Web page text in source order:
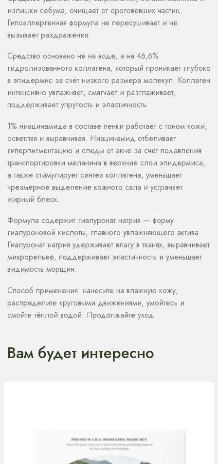
излишки себума, очищает от ороговевших частиц.
Гипоаллергенная формула не пересушивает и не
вызывает раздражения.
Средство основано не на воде, а на 46,6%
гидролизованного коллагена, который проникает глубоко
в эпидермис за счёт низкого размера молекул. Коллаген
интенсивно увлажняет, смягчает и разглаживает,
поддерживает упругость и эластичность.
1% ниацинамида в составе пенки работает с тоном кожи,
осветляя и выравнивая. Ниацинамид отбеливает
гиперпигментацию и следы от акне за счёт подавления
транспортировки меланина в верхние слои эпидермиса,
а также стимулирует синтез коллагена, уменьшает
чрезмерное выделение кожного сала и устраняет
жирный блеск.
Формула содержит гиалуронат натрия — форму
гиалуроновой кислоты, главного увлажняющего актива.
Гиалуронат натрия удерживает влагу в тканях, выравнивает
микрорельеф, поддерживает эластичность и уменьшает
видимость морщин.
Способ применения: нанесите на влажную кожу,
распределите круговыми движениями, умойтесь и
смойте тёплой водой. Продолжайте уход.
Вам будет интересно